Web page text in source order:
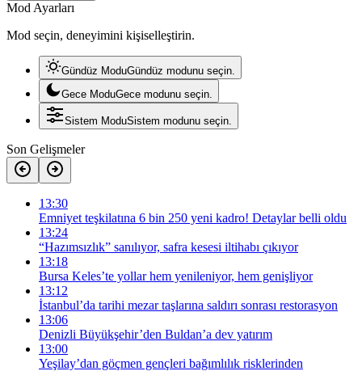
Mod Ayarları
Mod seçin, deneyimini kişiselleştirin.
Gündüz ModuGündüz modunu seçin.
Gece ModuGece modunu seçin.
Sistem ModuSistem modunu seçin.
Son Gelişmeler
13:30
Emniyet teşkilatına 6 bin 250 yeni kadro! Detaylar belli oldu
13:24
“Hazımsızlık” sanılıyor, safra kesesi iltihabı çıkıyor
13:18
Bursa Keles’te yollar hem yenileniyor, hem genişliyor
13:12
İstanbul’da tarihi mezar taşlarına saldırı sonrası restorasyon
13:06
Denizli Büyükşehir’den Buldan’a dev yatırım
13:00
Yeşilay’dan göçmen gençleri bağımlılık risklerinden